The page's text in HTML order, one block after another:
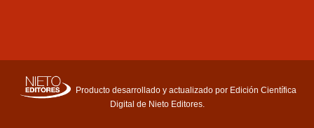
Producto desarrollado y actualizado por Edición Científica
Digital de Nieto Editores.